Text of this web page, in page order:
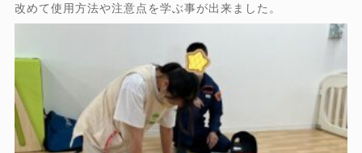
改めて使用方法や注意点を学ぶ事が出来ました。